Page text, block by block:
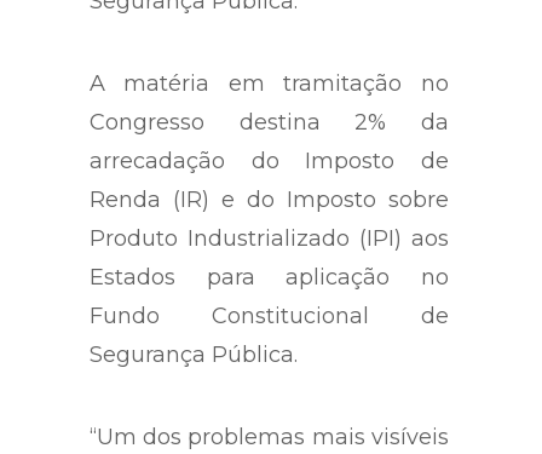
A matéria em tramitação no
Congresso destina 2% da
arrecadação do Imposto de
Renda (IR) e do Imposto sobre
Produto Industrializado (IPI) aos
Estados para aplicação no
Fundo Constitucional de
Segurança Pública.
“Um dos problemas mais visíveis